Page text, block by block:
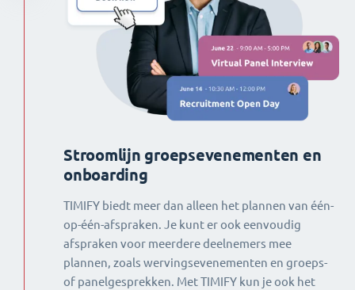
Stroomlijn groepsevenementen en
onboarding
TIMIFY biedt meer dan alleen het plannen van één-
op-één-afspraken. Je kunt er ook eenvoudig
afspraken voor meerdere deelnemers mee
plannen, zoals wervingsevenementen en groeps-
of panelgesprekken. Met TIMIFY kun je ook het